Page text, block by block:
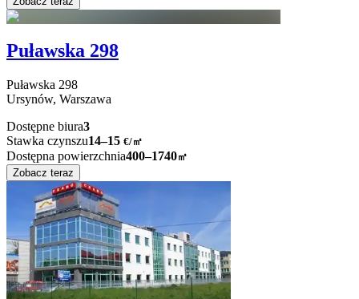
Puławska 298
Puławska 298
Ursynów, Warszawa
Dostępne biura3
Stawka czynszu14–15 €/㎡
Dostępna powierzchnia400–1740㎡
Zobacz teraz